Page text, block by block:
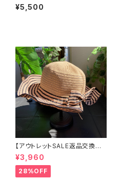
ay リバーシブルハット・ワイヤー
入り変形ハット・フラワー帽子【ラ
¥5,500
【アウトレットSALE返品交換不
可8/20まで】つば広サマーハッ
ト・通気性・軽量 ワイヤー入りハ
ット ボーダー＆BIGリボン・女優
帽 UV/紫外線対策 レディースハ
¥3,960
28%OFF